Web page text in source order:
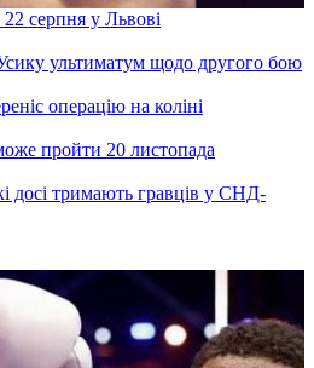
серпня у Львові
ультиматум щодо другого бою
операцію на коліні
пройти 20 листопада
досі тримають гравців у СНД-